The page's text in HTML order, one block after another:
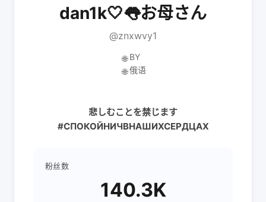
dan1k🤍👅お母さん
@znxwvy1
🌐 BY
🌐 俄语
悲しむことを禁じます
#СПОКОЙНИЧВНАШИХСЕРДЦАХ
粉丝数
140.3K